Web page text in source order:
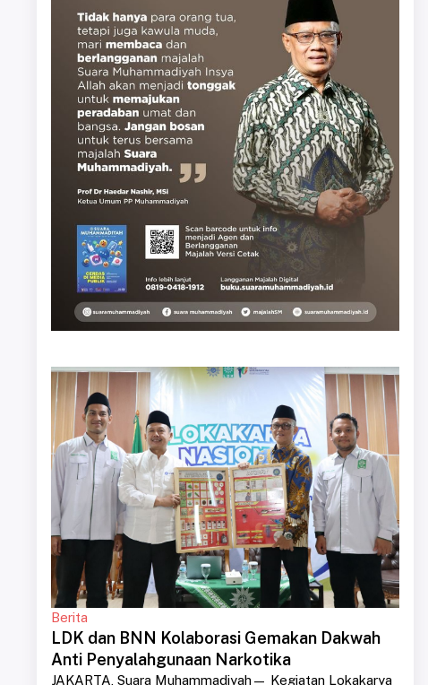
Berita
LDK dan BNN Kolaborasi Gemakan Dakwah
Anti Penyalahgunaan Narkotika
JAKARTA, Suara Muhammadiyah— Kegiatan Lokakarya